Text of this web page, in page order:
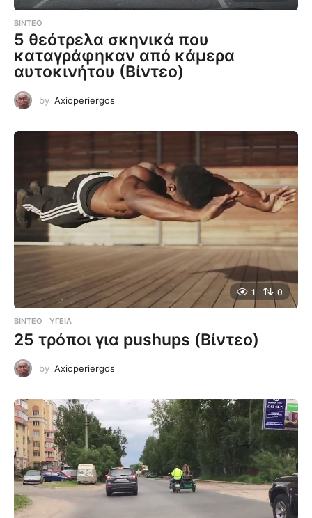
ΒΊΝΤΕΟ
5 θεότρελα σκηνικά που
καταγράφηκαν από κάμερα
αυτοκινήτου (Βίντεο)
by Axioperiergos
1 0
ΒΊΝΤΕΟ ΥΓΕΊΑ
25 τρόποι για pushups (Βίντεο)
by Axioperiergos